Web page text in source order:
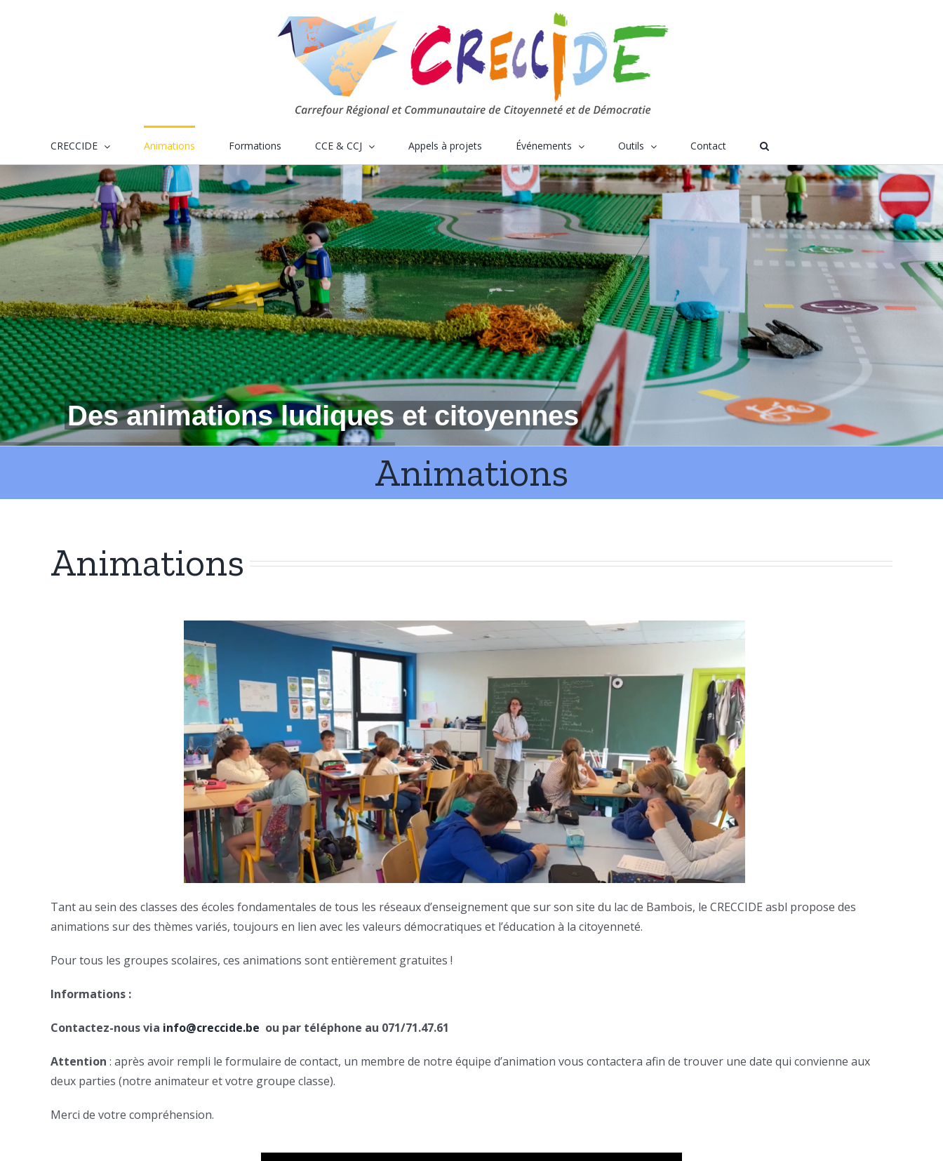
CRECCIDE Animations Formations CCE & CCJ Appels à projets Événements Outils Contact
Animations
Animations
Tant au sein des classes des écoles fondamentales de tous les réseaux d’enseignement que sur son site du lac de Bambois, le CRECCIDE asbl propose des
animations sur des thèmes variés, toujours en lien avec les valeurs démocratiques et l’éducation à la citoyenneté.
Pour tous les groupes scolaires, ces animations sont entièrement gratuites !
Informations :
Contactez-nous via info@creccide.be ou par téléphone au 071/71.47.61
Attention : après avoir rempli le formulaire de contact, un membre de notre équipe d’animation vous contactera afin de trouver une date qui convienne aux
deux parties (notre animateur et votre groupe classe).
Merci de votre compréhension.